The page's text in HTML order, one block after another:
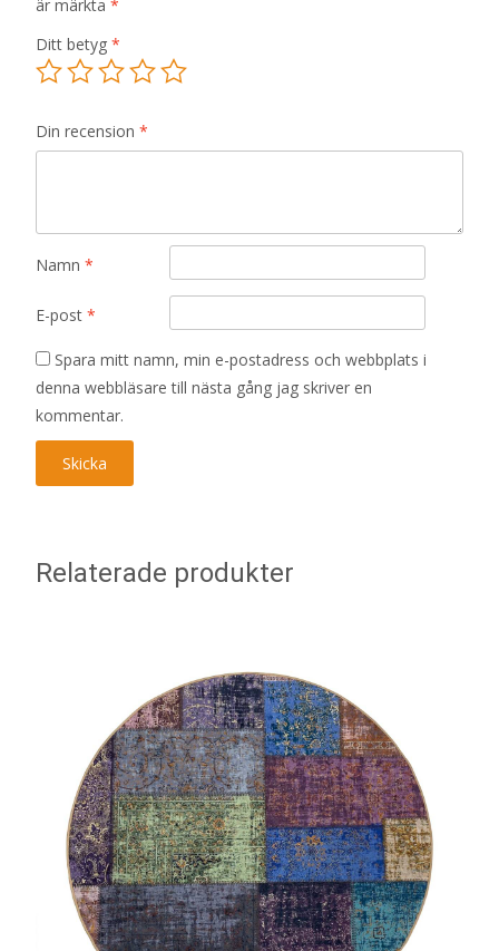
är märkta *
Ditt betyg *
Din recension *
Namn *
E-post *
Spara mitt namn, min e-postadress och webbplats i
denna webbläsare till nästa gång jag skriver en
kommentar.
Relaterade produkter